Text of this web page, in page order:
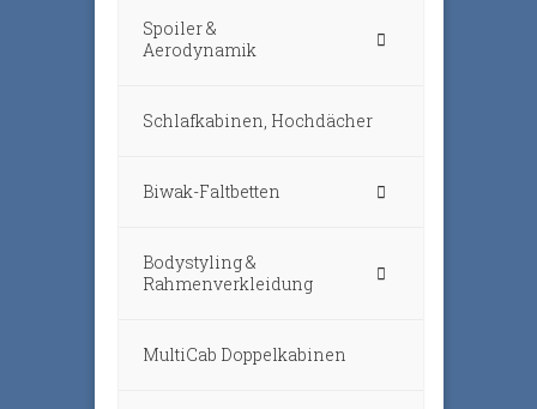
Spoiler &
Aerodynamik
Schlafkabinen, Hochdächer
Biwak-Faltbetten
Bodystyling &
Rahmenverkleidung
MultiCab Doppelkabinen